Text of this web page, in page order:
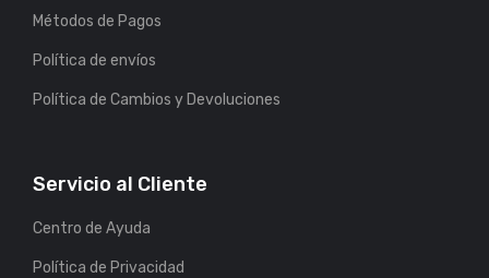
Métodos de Pagos
Política de envíos
Política de Cambios y Devoluciones
Servicio al Cliente
Centro de Ayuda
Política de Privacidad